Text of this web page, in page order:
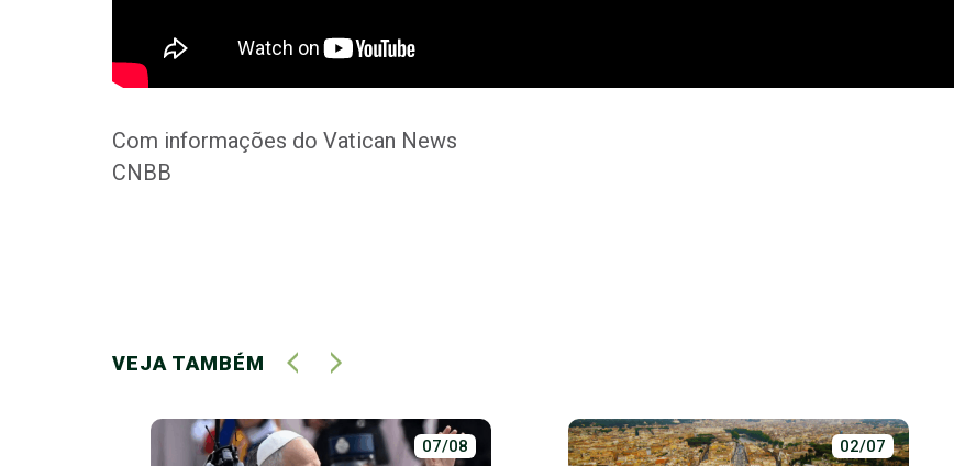
Com informações do Vatican News
CNBB
VEJA TAMBÉM
07/08 02/07